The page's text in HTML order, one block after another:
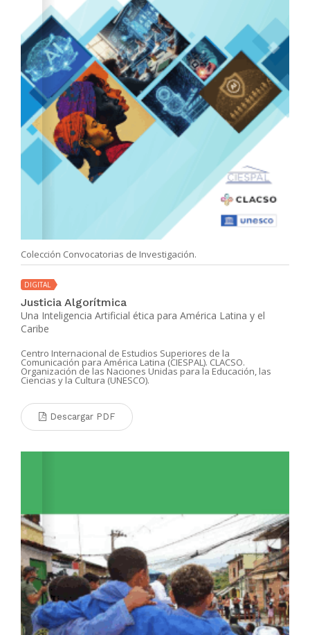
Colección Convocatorias de Investigación.
DIGITAL
Justicia Algorítmica
Una Inteligencia Artificial ética para América Latina y el
Caribe
Centro Internacional de Estudios Superiores de la
Comunicación para América Latina (CIESPAL). CLACSO.
Organización de las Naciones Unidas para la Educación, las
Ciencias y la Cultura (UNESCO).
Descargar PDF